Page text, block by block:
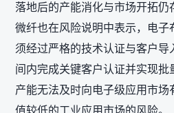
落地后的产能消化与市场开拓仍
微纤也在风险说明中表示，电子
须经过严格的技术认证与客户
间内完成关键客户认证并实现批
产能无法及时向电子级应用市场
值较低的工业应用市场的风险。